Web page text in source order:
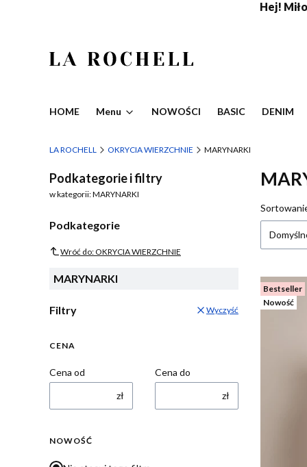
Hej!
HOME Menu NOWOŚCI BASIC DENIM
LA ROCHELL OKRYCIA WIERZCHNIE MARYNARKI
Podkategorie i filtry
w kategorii: MARYNARKI
Podkategorie
Wróć do: OKRYCIA WIERZCHNIE
MARYNARKI
Filtry Wyczyść
CENA
Cena od
zł
Cena do
zł
NOWOŚĆ
Lista
Bestseller
Nowość